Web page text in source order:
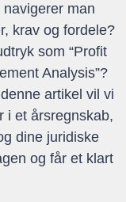
man
krav og fordele?
som “Profit
Analysis”?
artikel vil vi
i et årsregnskab,
dine juridiske
og får et klart